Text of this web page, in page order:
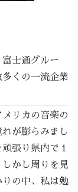
士通グルー
くの一流企業
リカの音楽の
が膨らみまし
張り県内で１
かし周りを見
の中、私は勉